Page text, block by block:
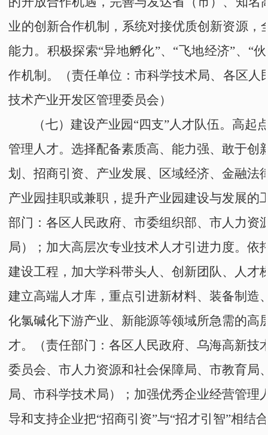
业的创新合作机制，系统对接优质创新资源，
能力。积极探索“异地孵化”、 “飞地经济”、 “
作机制。
（责任单位：市科学技术局、 各区人
技术产业开发区管理委员会）
（七）建设产业园“四支”人才队伍。 高起
管理人才。选择配备素质高、能力强、敢于创
划、招商引资、产业发展、区域经济、金融法
产业园挂职或兼职，提升产业园建设与发展的
部门：各区人民政府、市委组织部、市人力资
局）； 加大高层次专业技术人才引进力度。依
建设工程，加大学科带头人、创新团队、人才
建立高端人才库，重点引进新材料、装备制造
化氯碱化下游产业、新能源等领域所急需的高
才。
（责任部门：各区人民政府、乌海高新技
委员会、市人力资源和社会保障局、市教育局
局、市科学技术局）； 加强优秀企业经营管理
导和支持企业把“招商引资”与“招才引智”相结